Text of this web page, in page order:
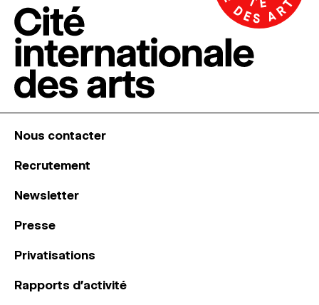
Nous contacter
Recrutement
Newsletter
Presse
Privatisations
Rapports d’activité